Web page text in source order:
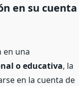
en su cuenta
en una
o educativa, la
en la cuenta de